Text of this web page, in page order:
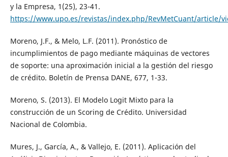
y la Empresa, 1(25), 23-41.
https://www.upo.es/revistas/index.php/RevMetCuant/article/
Moreno, J.F., & Melo, L.F. (2011). Pronóstico de
incumplimientos de pago mediante máquinas de vectores
de soporte: una aproximación inicial a la gestión del riesgo
de crédito. Boletín de Prensa DANE, 677, 1-33.
Moreno, S. (2013). El Modelo Logit Mixto para la
construcción de un Scoring de Crédito. Universidad
Nacional de Colombia.
Mures, J., García, A., & Vallejo, E. (2011). Aplicación del